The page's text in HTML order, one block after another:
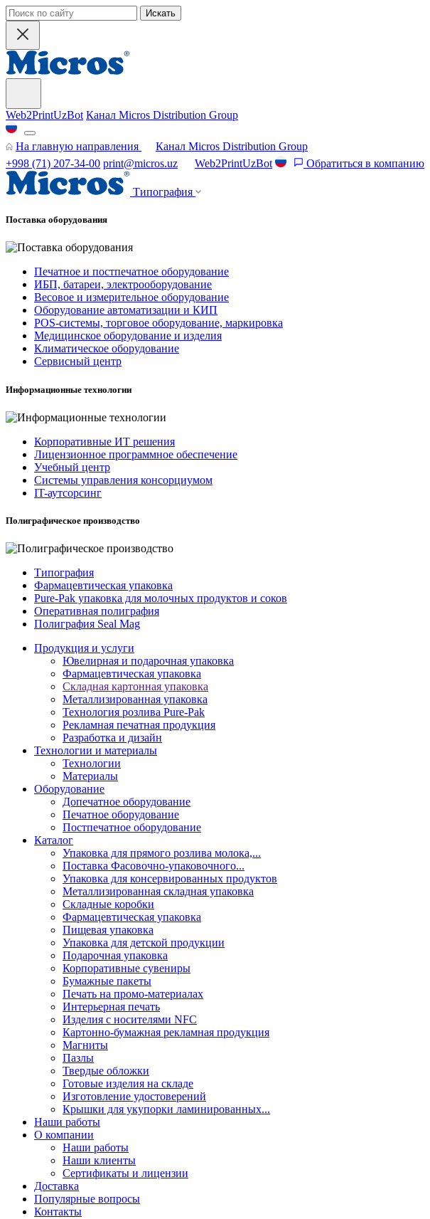
Искать
Web2PrintUzBot Канал Micros Distribution Group
На главную направления
Канал Micros Distribution Group
+998 (71) 207-34-00 print@micros.uz Web2PrintUzBot Обратиться в компанию
Типография
Поставка оборудования
Печатное и постпечатное оборудование
ИБП, батареи, электрооборудование
Весовое и измерительное оборудование
Оборудование автоматизации и КИП
POS-системы, торговое оборудование, маркировка
Медицинское оборудование и изделия
Климатическое оборудование
Сервисный центр
Информационные технологии
Корпоративные ИТ решения
Лицензионное программное обеспечение
Учебный центр
Системы управления консорциумом
IT-аутсорсинг
Полиграфическое производство
Типография
Фармацевтическая упаковка
Pure-Pak упаковка для молочных продуктов и соков
Оперативная полиграфия
Полиграфия Seal Mag
Продукция и услуги
Ювелирная и подарочная упаковка
Фармацевтическая упаковка
Складная картонная упаковка
Металлизированная упаковка
Технология розлива Pure-Pak
Рекламная печатная продукция
Разработка и дизайн
Технологии и материалы
Технологии
Материалы
Оборудование
Допечатное оборудование
Печатное оборудование
Постпечатное оборудование
Каталог
Упаковка для прямого розлива молока,...
Поставка Фасовочно-упаковочного...
Упаковка для консервированных продуктов
Металлизированная складная упаковка
Складные коробки
Фармацевтическая упаковка
Пищевая упаковка
Упаковка для детской продукции
Подарочная упаковка
Корпоративные сувениры
Бумажные пакеты
Печать на промо-материалах
Интерьерная печать
Изделия с носителями NFC
Картонно-бумажная рекламная продукция
Магниты
Пазлы
Твердые обложки
Готовые изделия на складе
Изготовление удостоверений
Крышки для укупорки ламинированных...
Наши работы
О компании
Наши работы
Наши клиенты
Сертификаты и лицензии
Доставка
Популярные вопросы
Контакты